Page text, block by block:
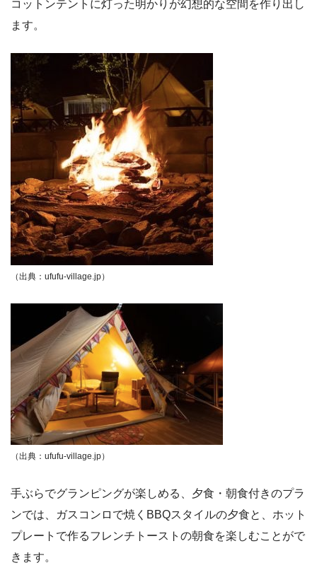
コットンテントに灯った明かりが幻想的な空間を作り出し
ます。
（出典：ufufu-village.jp）
（出典：ufufu-village.jp）
手ぶらでグランピングが楽しめる、夕食・朝食付きのプラ
ンでは、ガスコンロで焼くBBQスタイルの夕食と、ホット
プレートで作るフレンチトーストの朝食を楽しむことがで
きます。